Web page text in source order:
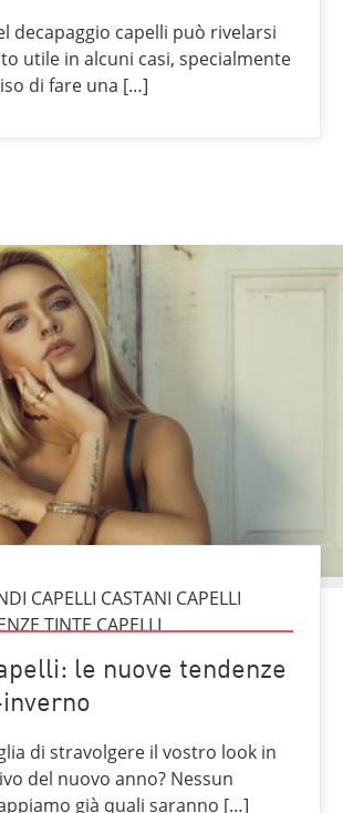
decapaggio capelli può rivelarsi
utile in alcuni casi, specialmente
di fare una […]
CAPELLI CASTANI CAPELLI
TINTE CAPELLI
le nuove tendenze
di stravolgere il vostro look in
del nuovo anno? Nessun
già quali saranno […]